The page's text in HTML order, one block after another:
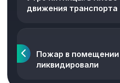
движения транспорта
Пожар в помещении
ликвидировали